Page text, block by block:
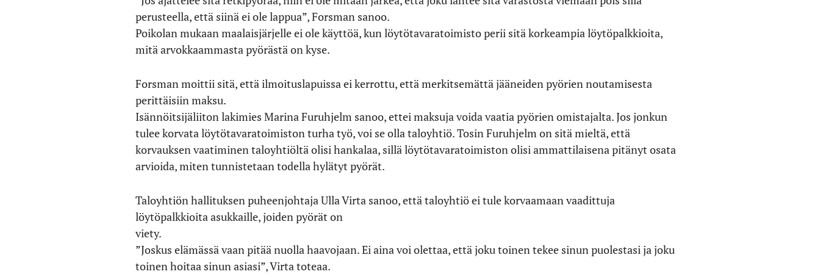
perusteella, että siinä ei ole lappua”, Forsman sanoo.
Poikolan mukaan maalaisjärjelle ei ole käyttöä, kun löytötavaratoimisto perii sitä korkeampia löytöpalkkioita,
mitä arvokkaammasta pyörästä on kyse.
Forsman moittii sitä, että ilmoituslapuissa ei kerrottu, että merkitsemättä jääneiden pyörien noutamisesta
perittäisiin maksu.
Isännöitsijäliiton lakimies Marina Furuhjelm sanoo, ettei maksuja voida vaatia pyörien omistajalta. Jos jonkun
tulee korvata löytötavaratoimiston turha työ, voi se olla taloyhtiö. Tosin Furuhjelm on sitä mieltä, että
korvauksen vaatiminen taloyhtiöltä olisi hankalaa, sillä löytötavaratoimiston olisi ammattilaisena pitänyt osata
arvioida, miten tunnistetaan todella hylätyt pyörät.
Taloyhtiön hallituksen puheenjohtaja Ulla Virta sanoo, että taloyhtiö ei tule korvaamaan vaadittuja
löytöpalkkioita asukkaille, joiden pyörät on
viety.
”Joskus elämässä vaan pitää nuolla haavojaan. Ei aina voi olettaa, että joku toinen tekee sinun puolestasi ja joku
toinen hoitaa sinun asiasi”, Virta toteaa.